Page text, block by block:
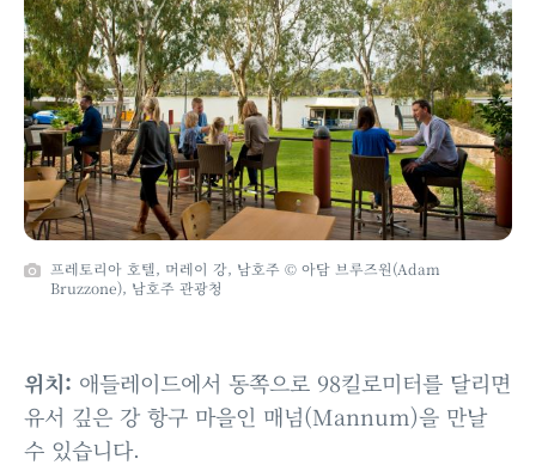
프레토리아 호텔, 머레이 강, 남호주 © 아담 브루즈원(Adam
Bruzzone), 남호주 관광청
위치: 애들레이드에서 동쪽으로 98킬로미터를 달리면
유서 깊은 강 항구 마을인 매넘(Mannum)을 만날
수 있습니다.